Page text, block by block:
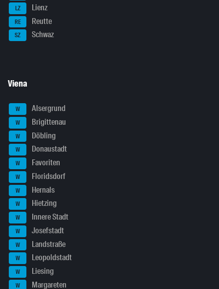
LZ Lienz
RE Reutte
SZ Schwaz
Viena
W Alsergrund
W Brigittenau
W Döbling
W Donaustadt
W Favoriten
W Floridsdorf
W Hernals
W Hietzing
W Innere Stadt
W Josefstadt
W Landstraße
W Leopoldstadt
W Liesing
W Margareten